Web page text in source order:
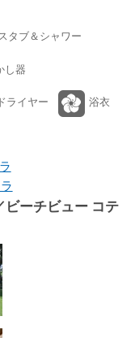
タブ＆シャワー
し器
ライヤー 浴衣
ビーチビュー コテ